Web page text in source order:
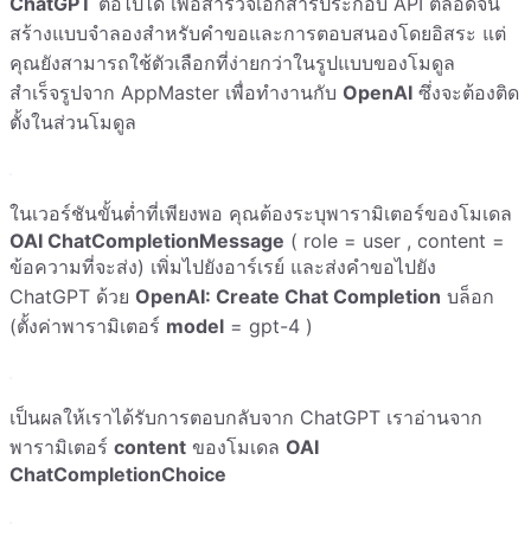
สร้างแบบจำลองสำหรับคำขอและการตอบสนองโดยอิสระ แต่
คุณยังสามารถใช้ตัวเลือกที่ง่ายกว่าในรูปแบบของโมดูล
สำเร็จรูปจาก AppMaster เพื่อทำงานกับ OpenAI ซึ่งจะต้องติด
ตั้งในส่วนโมดูล
ในเวอร์ชันขั้นต่ำที่เพียงพอ คุณต้องระบุพารามิเตอร์ของโมเดล
OAI ChatCompletionMessage ( role = user , content =
ข้อความที่จะส่ง) เพิ่มไปยังอาร์เรย์ และส่งคำขอไปยัง
ChatGPT ด้วย OpenAI: Create Chat Completion บล็อก
(ตั้งค่าพารามิเตอร์ model = gpt-4 )
เป็นผลให้เราได้รับการตอบกลับจาก ChatGPT เราอ่านจาก
พารามิเตอร์ content ของโมเดล OAI
ChatCompletionChoice